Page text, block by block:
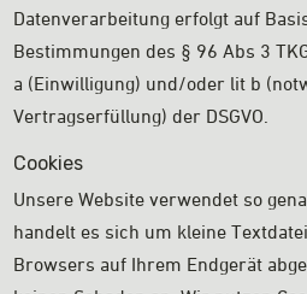
Datenverarbeitung erfolgt auf
Bestimmungen des § 96 Abs 3
a (Einwilligung) und/oder lit b
Vertragserfüllung) der DSGVO.
Cookies
Unsere Website verwendet so
handelt es sich um kleine
Browsers auf Ihrem Endgerät